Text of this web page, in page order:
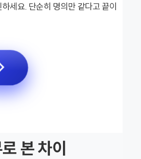
세요. 단순히 명의만 같다고 끝이
본 차이